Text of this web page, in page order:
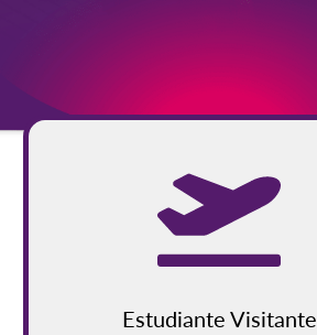
Estudiante Visitante